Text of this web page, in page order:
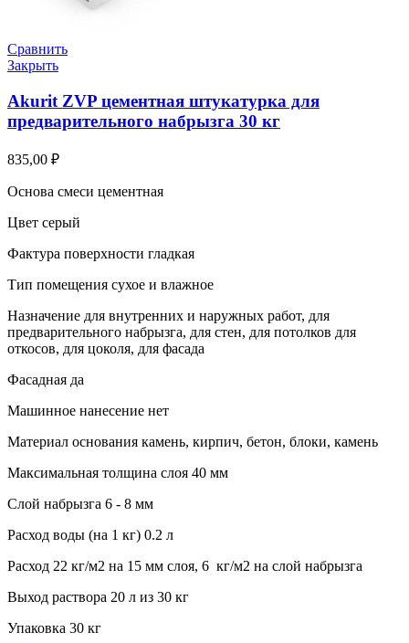
Сравнить
Закрыть
Akurit ZVP цементная штукатурка для
предварительного набрызга 30 кг
835,00 ₽
Основа смеси цементная
Цвет серый
Фактура поверхности гладкая
Тип помещения сухое и влажное
Назначение для внутренних и наружных работ, для
предварительного набрызга, для стен, для потолков для
откосов, для цоколя, для фасада
Фасадная да
Машинное нанесение нет
Материал основания камень, кирпич, бетон, блоки, камень
Максимальная толщина слоя 40 мм
Слой набрызга 6 - 8 мм
Расход воды (на 1 кг) 0.2 л
Расход 22 кг/м2 на 15 мм слоя, 6 кг/м2 на слой набрызга
Выход раствора 20 л из 30 кг
Упаковка 30 кг